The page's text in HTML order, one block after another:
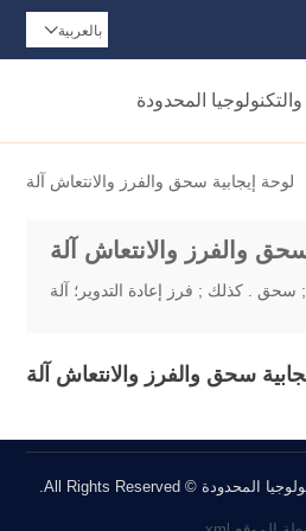
بالعربية
لوحة إيجابية سحق والفرز والانتعاش آلة
والفرز والانتعاش آلة
سحق . كذلك ; فرز إعادة التدوير؛ آلة
سحق والفرز والانتعاش آلة